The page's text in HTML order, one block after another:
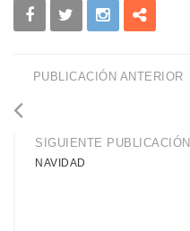
PUBLICACIÓN ANTERIOR
SIGUIENTE PUBLICACIÓN
NAVIDAD